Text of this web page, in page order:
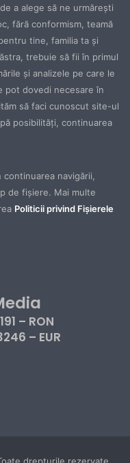
a alege să ne urmăreşti
fără conformism, teamă
tine, familia ta şi
trebuie să fii în primul
şi analizele pe care le
pot dovedi necesare în
să faci cunoscut site-ul
posibilităţi, continuarea
navigării,
de fișiere. Mai multe
Politicii privind Fișierele
– RON
– EUR